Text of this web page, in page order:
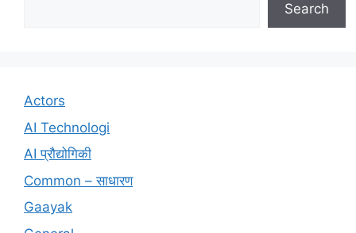
Search
Actors
AI Technologi
AI प्रौद्योगिकी
Common – साधारण
Gaayak